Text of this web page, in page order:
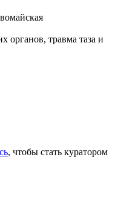
органов, травма таза и
, чтобы стать куратором